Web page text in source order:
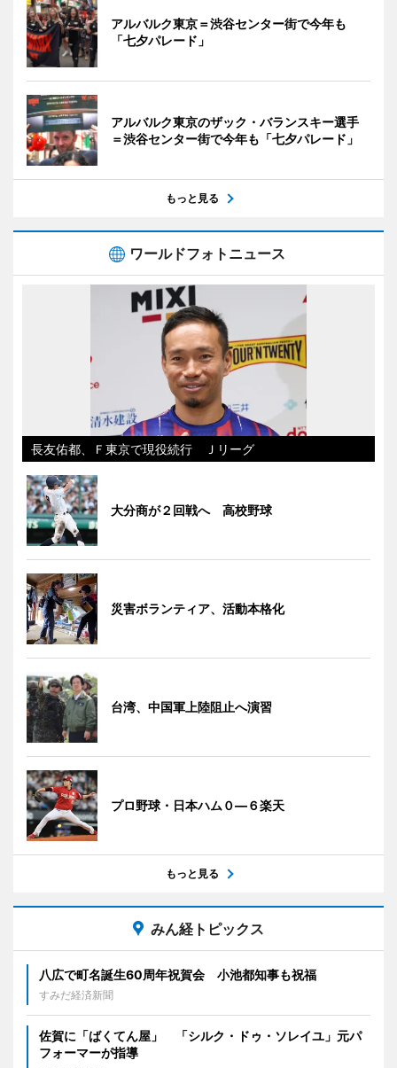
アルバルク東京＝渋谷センター街で今年も
「七夕パレード」
アルバルク東京のザック・バランスキー選手
＝渋谷センター街で今年も「七夕パレード」
もっと見る
ワールドフォトニュース
長友佑都、Ｆ東京で現役続行 Ｊリーグ
大分商が２回戦へ 高校野球
災害ボランティア、活動本格化
台湾、中国軍上陸阻止へ演習
プロ野球・日本ハム０―６楽天
もっと見る
みん経トピックス
八広で町名誕生60周年祝賀会 小池都知事も祝福
すみだ経済新聞
佐賀に「ばくてん屋」 「シルク・ドゥ・ソレイユ」元パ
フォーマーが指導